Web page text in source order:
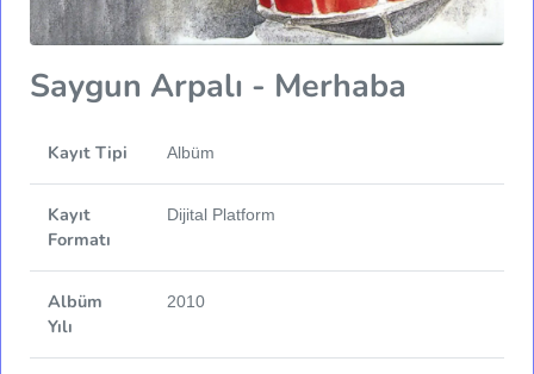
Saygun Arpalı - Merhaba
Kayıt Tipi Albüm
Kayıt
Formatı
Dijital Platform
Albüm
Yılı
2010